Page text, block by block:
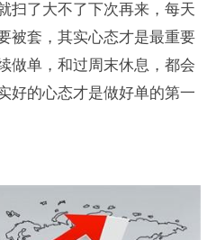
扫了大不了下次再来，每天
被套，其实心态才是最重要
做单，和过周末休息，都会
好的心态才是做好单的第一